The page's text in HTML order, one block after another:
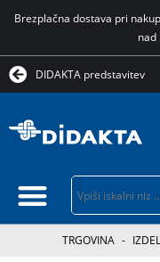
Brezplačna dostava pri
nad
DIDAKTA predstavitev
TRGOVINA -